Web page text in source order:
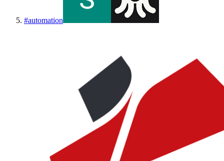
#automation